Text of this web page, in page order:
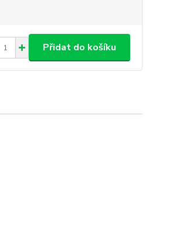
Přidat do košíku